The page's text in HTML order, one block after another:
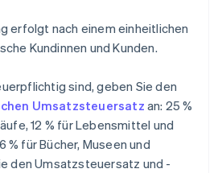
erfolgt nach einem einheitlichen
Kundinnen und Kunden.
sind, geben Sie den
Umsatzsteuersatz an: 25 %
12 % für Lebensmittel und
für Bücher, Museen und
den Umsatzsteuersatz und -